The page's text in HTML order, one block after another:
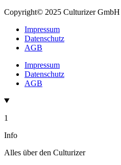
Copyright© 2025 Culturizer GmbH
Impressum
Datenschutz
AGB
Impressum
Datenschutz
AGB
1
Info
Alles über den Culturizer